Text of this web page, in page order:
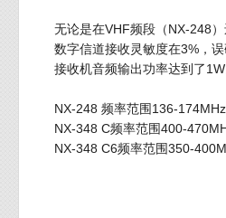
无论是在VHF频段（NX-248
数字信道接收灵敏度在3%，
接收机音频输出功率达到了1W
NX-248 频率范围136-174MHz
NX-348 C频率范围400-
NX-348 C6频率范围350-